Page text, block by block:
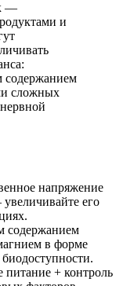
—
и
содержанием
сложных
напряжение
его
содержанием
в форме
+ контроль